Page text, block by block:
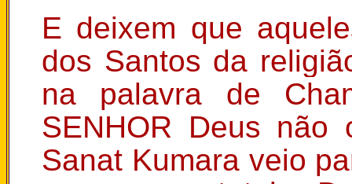
E deixem que
dos Santos da
na palavra de
SENHOR Deus não
Sanat Kumara veio